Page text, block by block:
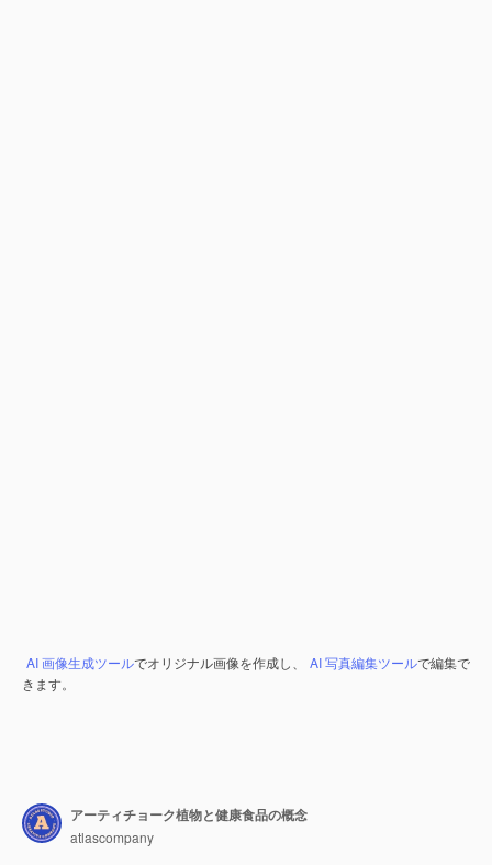
AI 画像生成ツールでオリジナル画像を作成し、 AI 写真編集ツールで編集で
きます。
アーティチョーク植物と健康食品の概念
atlascompany